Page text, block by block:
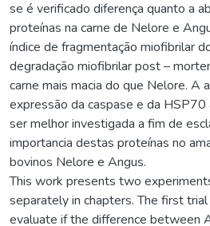
se é verificado diferença quanto a
proteínas na carne de Nelore e
índice de fragmentação miofibrilar
degradação miofibrilar post –
carne mais macia do que Nelore. A
expressão da caspase e da HSP70
ser melhor investigada a fim de
importancia destas proteínas no
bovinos Nelore e Angus.
This work presents two
separately in chapters. The first
evaluate if the difference between